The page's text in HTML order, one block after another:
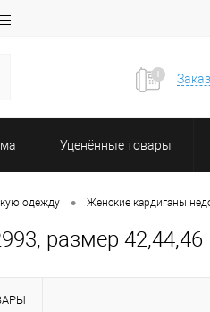
Уценённые товары
одежду • Женские кардиганы
размер 42,44,46